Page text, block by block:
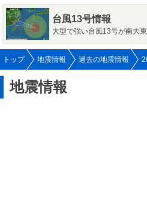
台風13号情報
大型で強い台風13号が南大
トップ 地震情報 過去の地震情報
地震情報